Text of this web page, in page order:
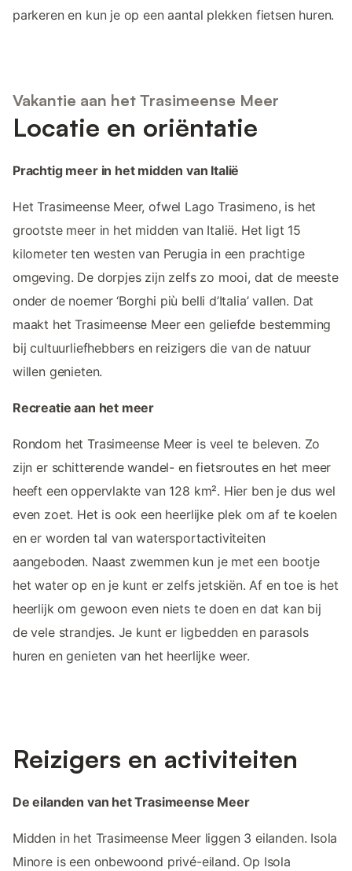
parkeren en kun je op een aantal plekken fietsen huren.
Vakantie aan het Trasimeense Meer
Locatie en oriëntatie
Prachtig meer in het midden van Italië
Het Trasimeense Meer, ofwel Lago Trasimeno, is het
grootste meer in het midden van Italië. Het ligt 15
kilometer ten westen van Perugia in een prachtige
omgeving. De dorpjes zijn zelfs zo mooi, dat de meeste
onder de noemer ‘Borghi più belli d’Italia’ vallen. Dat
maakt het Trasimeense Meer een geliefde bestemming
bij cultuurliefhebbers en reizigers die van de natuur
willen genieten.
Recreatie aan het meer
Rondom het Trasimeense Meer is veel te beleven. Zo
zijn er schitterende wandel- en fietsroutes en het meer
heeft een oppervlakte van 128 km². Hier ben je dus wel
even zoet. Het is ook een heerlijke plek om af te koelen
en er worden tal van watersportactiviteiten
aangeboden. Naast zwemmen kun je met een bootje
het water op en je kunt er zelfs jetskiën. Af en toe is het
heerlijk om gewoon even niets te doen en dat kan bij
de vele strandjes. Je kunt er ligbedden en parasols
huren en genieten van het heerlijke weer.
Reizigers en activiteiten
De eilanden van het Trasimeense Meer
Midden in het Trasimeense Meer liggen 3 eilanden. Isola
Minore is een onbewoond privé-eiland. Op Isola